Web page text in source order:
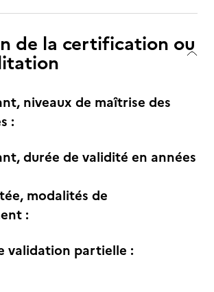
de la certification ou
niveaux de maîtrise des
:
durée de validité en années
modalités de
:
validation partielle :